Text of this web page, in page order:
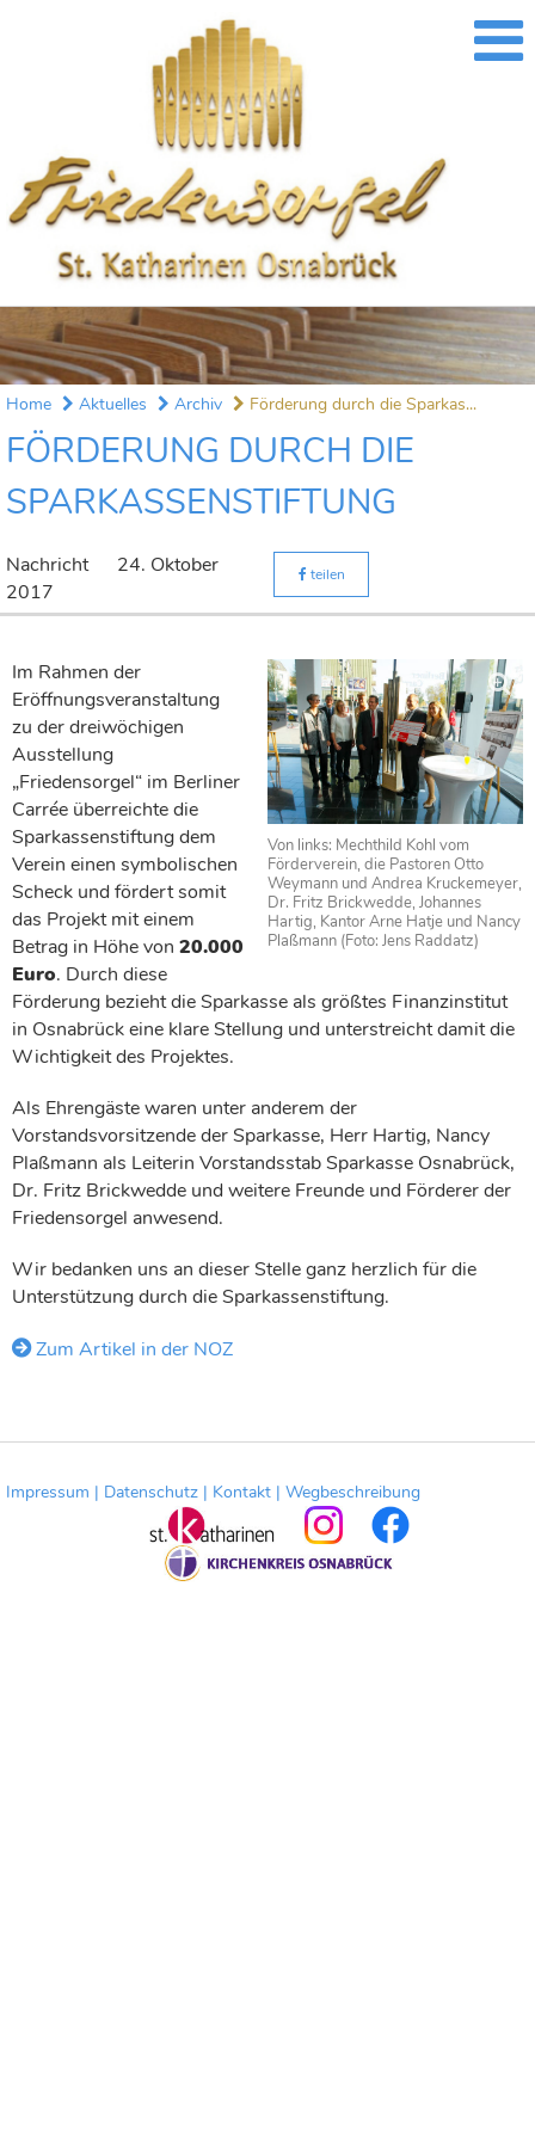
Home Aktuelles Archiv Förderung durch die Sparkas...
FÖRDERUNG DURCH DIE
SPARKASSENSTIFTUNG
Nachricht
24. Oktober
2017
teilen
Von links: Mechthild Kohl vom
Förderverein, die Pastoren Otto
Weymann und Andrea Kruckemeyer,
Dr. Fritz Brickwedde, Johannes
Hartig, Kantor Arne Hatje und Nancy
Plaßmann (Foto: Jens Raddatz)
Im Rahmen der
Eröffnungsveranstaltung
zu der dreiwöchigen
Ausstellung
„Friedensorgel“ im Berliner
Carrée überreichte die
Sparkassenstiftung dem
Verein einen symbolischen
Scheck und fördert somit
das Projekt mit einem
Betrag in Höhe von 20.000
Euro. Durch diese
Förderung bezieht die Sparkasse als größtes Finanzinstitut
in Osnabrück eine klare Stellung und unterstreicht damit die
Wichtigkeit des Projektes.
Als Ehrengäste waren unter anderem der
Vorstandsvorsitzende der Sparkasse, Herr Hartig, Nancy
Plaßmann als Leiterin Vorstandsstab Sparkasse Osnabrück,
Dr. Fritz Brickwedde und weitere Freunde und Förderer der
Friedensorgel anwesend.
Wir bedanken uns an dieser Stelle ganz herzlich für die
Unterstützung durch die Sparkassenstiftung.
Zum Artikel in der NOZ
Impressum | Datenschutz | Kontakt | Wegbeschreibung